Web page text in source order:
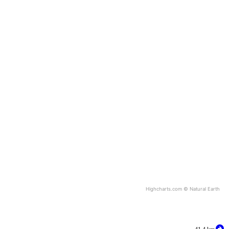
Highcharts.com © Natural Earth